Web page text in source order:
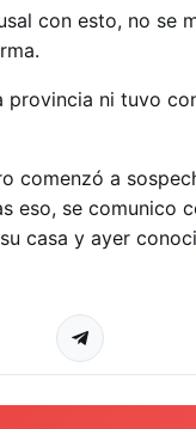
con esto, no se
provincia ni tuvo
comenzó a
eso, se comunico
casa y ayer